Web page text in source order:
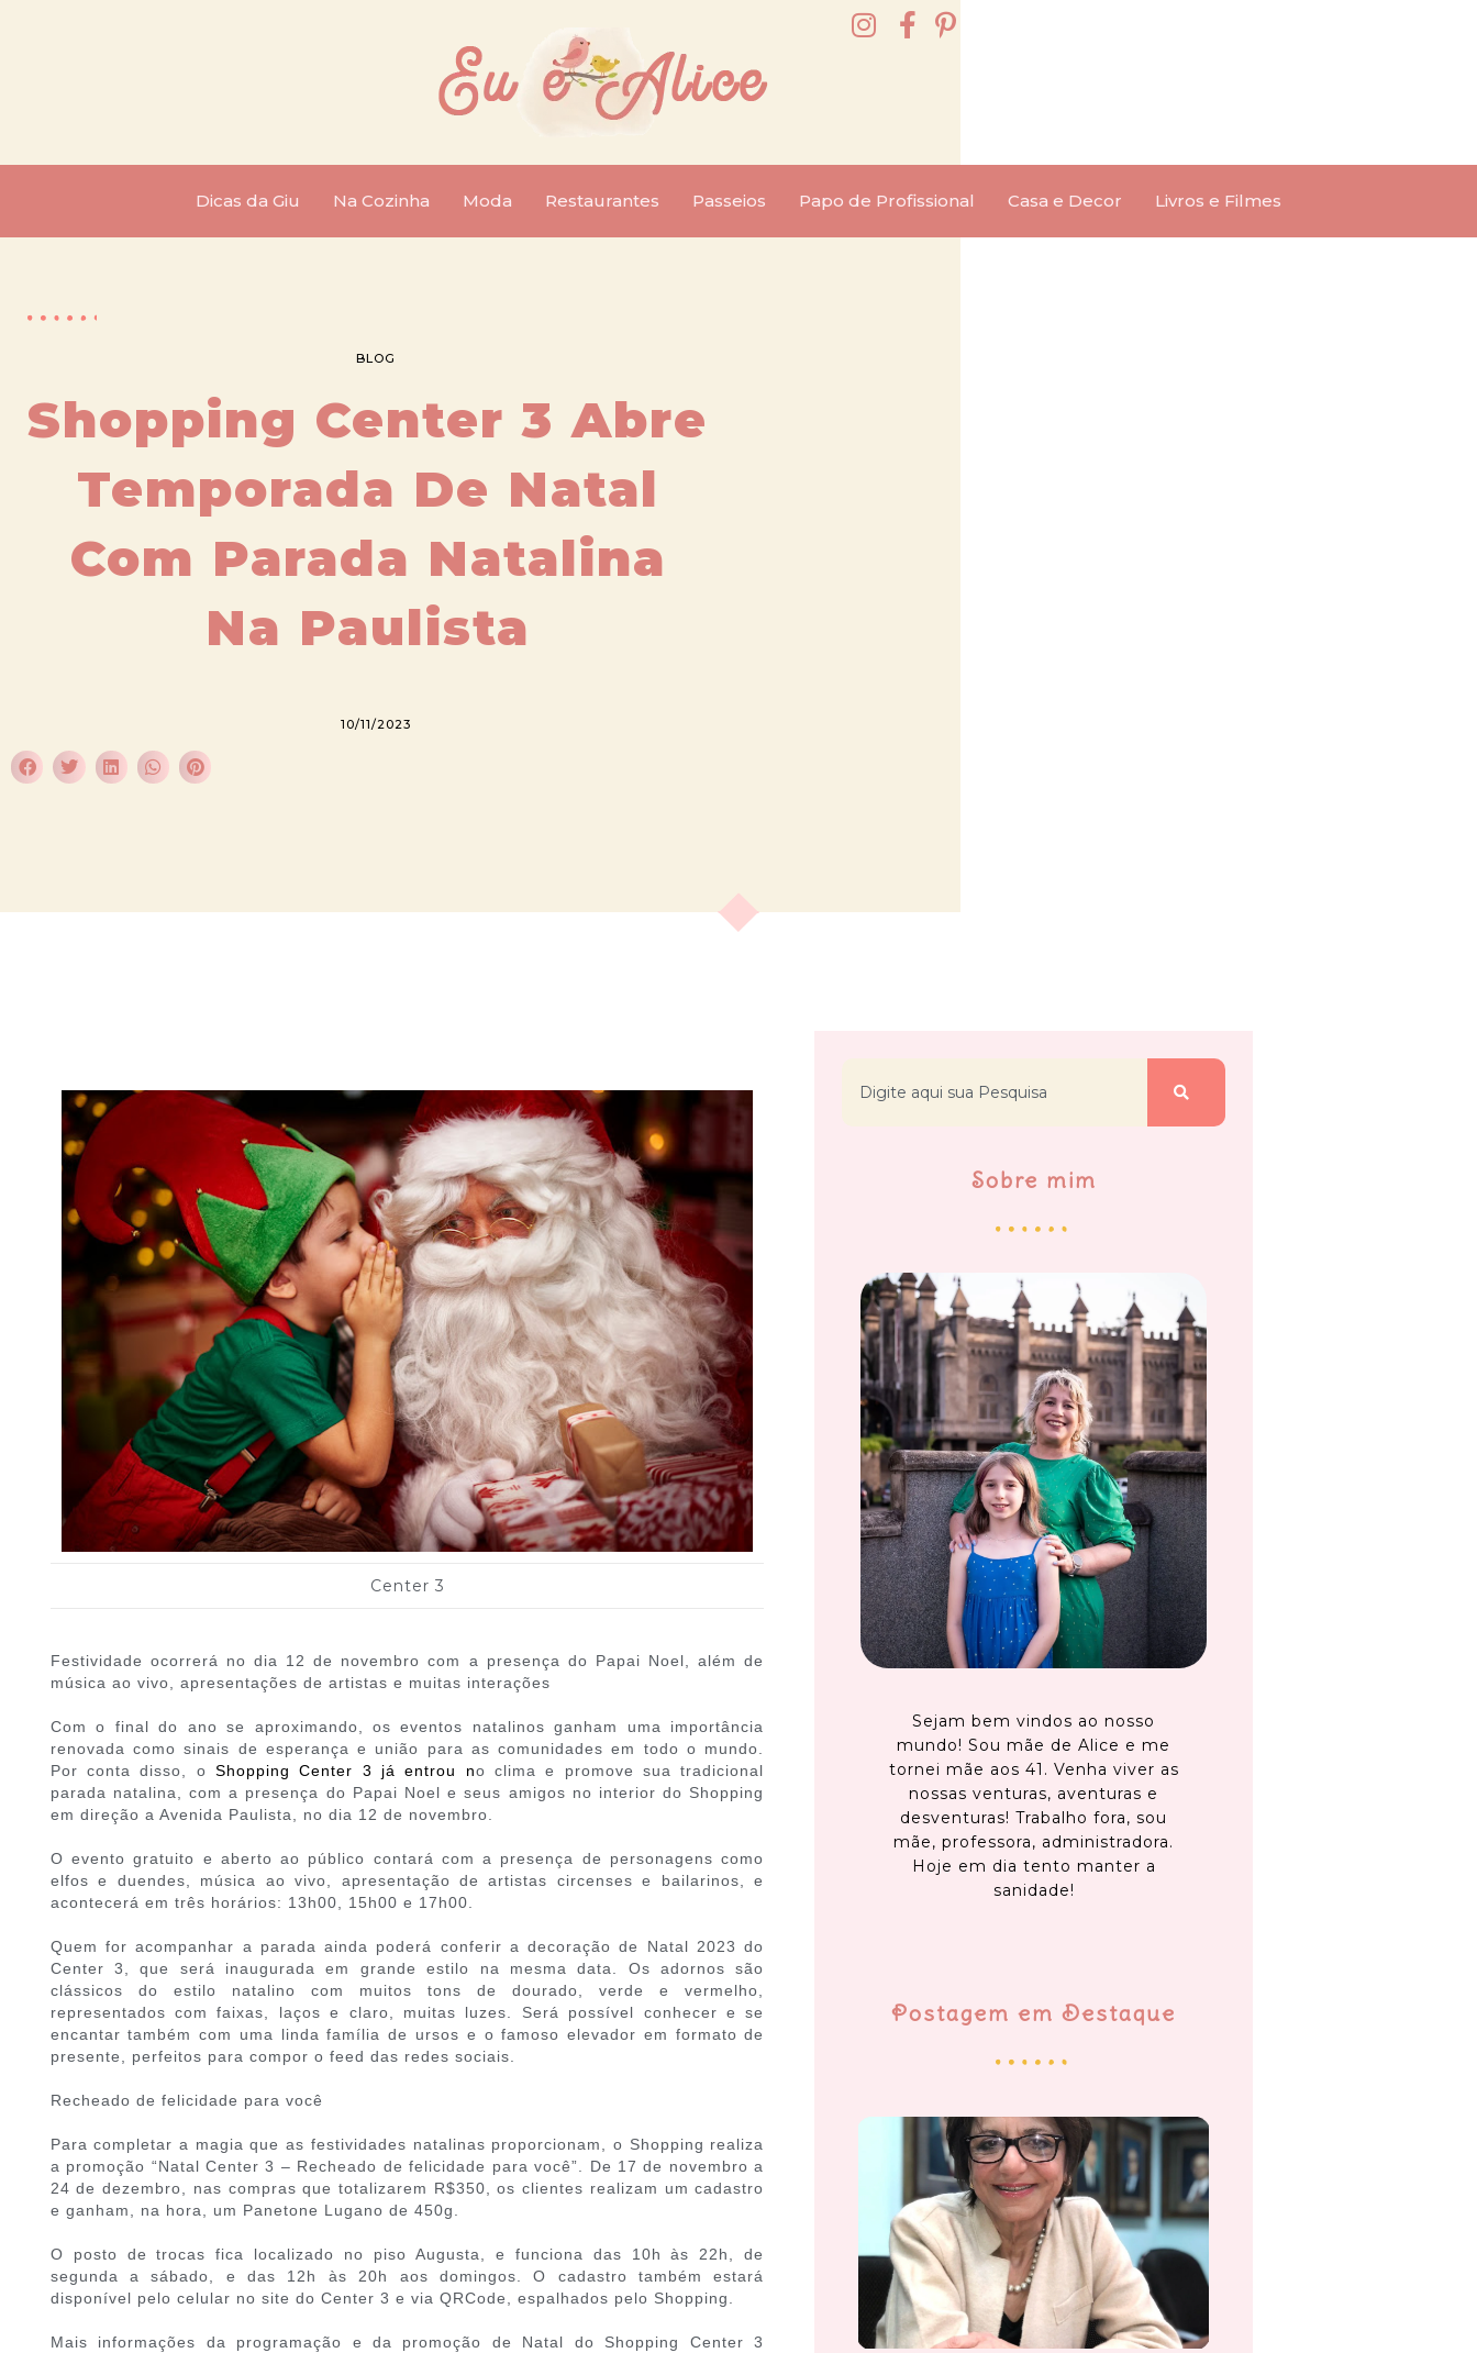
Dicas da Giu Na Cozinha Moda Restaurantes Passeios Papo de Profissional Casa e Decor Livros e Filmes
BLOG
Shopping Center 3 Abre
Temporada De Natal
Com Parada Natalina
Na Paulista
10/11/2023
Center 3
Festividade ocorrerá no dia 12 de novembro com a presença do Papai Noel, além de
música ao vivo, apresentações de artistas e muitas interações
Com o final do ano se aproximando, os eventos natalinos ganham uma importância
renovada como sinais de esperança e união para as comunidades em todo o mundo.
Por conta disso, oShopping Center 3 já entrou no clima e promove sua tradicional
parada natalina, com a presença do Papai Noel e seus amigos no interior do Shopping
em direção a Avenida Paulista, no dia 12 de novembro.
O evento gratuito e aberto ao público contará com a presença de personagens como
elfos e duendes, música ao vivo, apresentação de artistas circenses e bailarinos, e
acontecerá em três horários: 13h00, 15h00 e 17h00.
Quem for acompanhar a parada ainda poderá conferir a decoração de Natal 2023 do
Center 3, que será inaugurada em grande estilo na mesma data. Os adornos são
clássicos do estilo natalino com muitos tons de dourado, verde e vermelho,
representados com faixas, laços e claro, muitas luzes. Será possível conhecer e se
encantar também com uma linda família de ursos e o famoso elevador em formato de
presente, perfeitos para compor o feed das redes sociais.
Recheado de felicidade para você
Para completar a magia que as festividades natalinas proporcionam, o Shopping realiza
a promoção “Natal Center 3 – Recheado de felicidade para você”. De 17 de novembro a
24 de dezembro, nas compras que totalizarem R$350, os clientes realizam um cadastro
e ganham, na hora, um Panetone Lugano de 450g.
O posto de trocas fica localizado no piso Augusta, e funciona das 10h às 22h, de
segunda a sábado, e das 12h às 20h aos domingos. O cadastro também estará
disponível pelo celular no site do Center 3 e via QRCode, espalhados pelo Shopping.
Mais informações da programação e da promoção de Natal do Shopping Center 3
Sobre mim
Sejam bem vindos ao nosso
mundo! Sou mãe de Alice e me
tornei mãe aos 41. Venha viver as
nossas venturas, aventuras e
desventuras! Trabalho fora, sou
mãe, professora, administradora.
Hoje em dia tento manter a
sanidade!
Postagem em Destaque